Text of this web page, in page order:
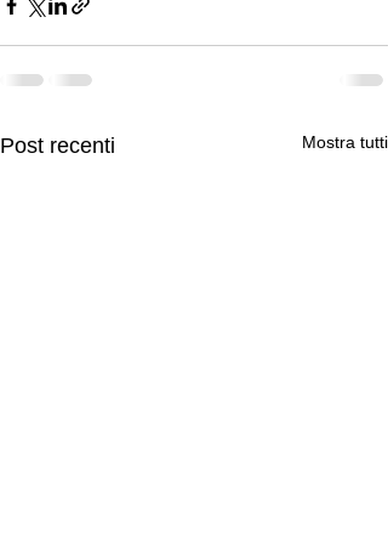
Post recenti Mostra tutti